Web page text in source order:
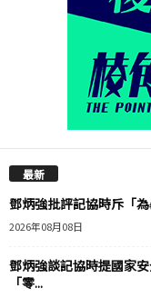
最新
鄧炳強批評記協時斥「
2026年08月08日
鄧炳強談記協時提國家
「零...